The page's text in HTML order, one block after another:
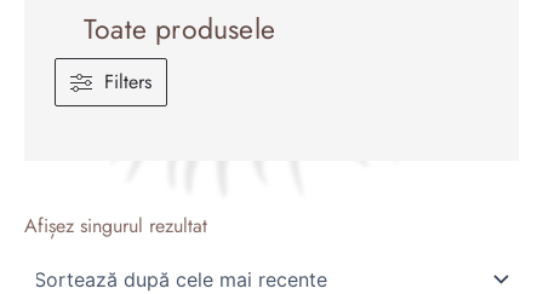
Toate produsele
Filters
Afișez singurul rezultat